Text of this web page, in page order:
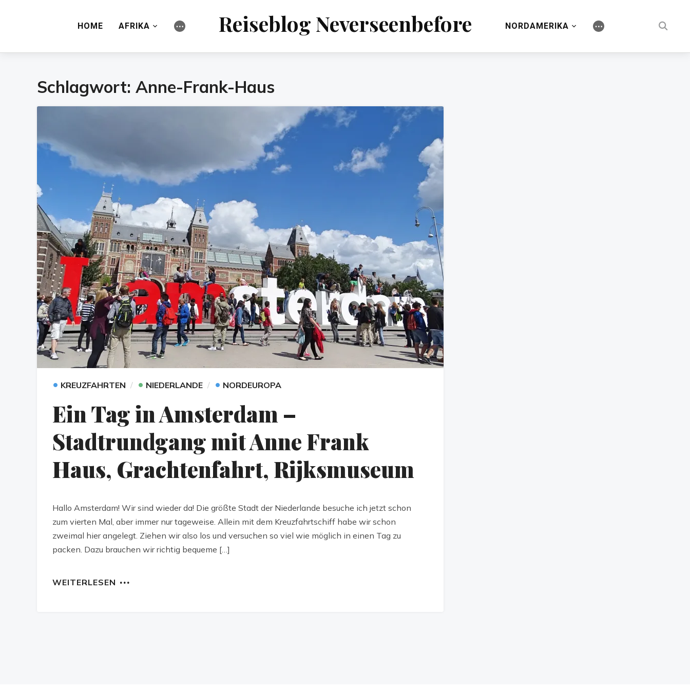
HOME AFRIKA ⋯ Reiseblog Neverseenbefore NORDAMERIKA ⋯
Schlagwort: Anne-Frank-Haus
• KREUZFAHRTEN • NIEDERLANDE • NORDEUROPA
Ein Tag in Amsterdam –
Stadtrundgang mit Anne Frank
Haus, Grachtenfahrt, Rijksmuseum
Hallo Amsterdam! Wir sind wieder da! Die größte Stadt der Niederlande besuche ich jetzt schon
zum vierten Mal, aber immer nur tageweise. Allein mit dem Kreuzfahrtschiff habe wir schon
zweimal hier angelegt. Ziehen wir also los und versuchen so viel wie möglich in einen Tag zu
packen. Dazu brauchen wir richtig bequeme […]
WEITERLESEN